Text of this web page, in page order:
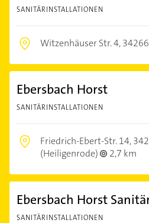
SANITÄRINSTALLATIONEN
Witzenhäuser Str. 4,
Ebersbach Horst
SANITÄRINSTALLATIONEN
Friedrich-Ebert-Str. 14,
(Heiligenrode)
2,7 km
Ebersbach Horst
SANITÄRINSTALLATIONEN